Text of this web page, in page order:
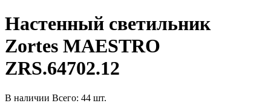
Настенный светильник
Zortes MAESTRO
ZRS.64702.12
В наличии Всего: 44 шт.